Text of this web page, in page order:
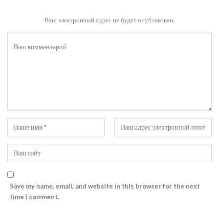
Ваш электронный адрес не будет опубликован.
Save my name, email, and website in this browser for the next
time I comment.